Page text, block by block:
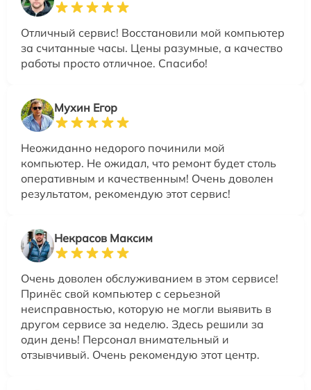
Отличный сервис! Восстановили мой компьютер
за считанные часы. Цены разумные, а качество
работы просто отличное. Спасибо!
Мухин Егор
Неожиданно недорого починили мой
компьютер. Не ожидал, что ремонт будет столь
оперативным и качественным! Очень доволен
результатом, рекомендую этот сервис!
Некрасов Максим
Очень доволен обслуживанием в этом сервисе!
Принёс свой компьютер с серьезной
неисправностью, которую не могли выявить в
другом сервисе за неделю. Здесь решили за
один день! Персонал внимательный и
отзывчивый. Очень рекомендую этот центр.